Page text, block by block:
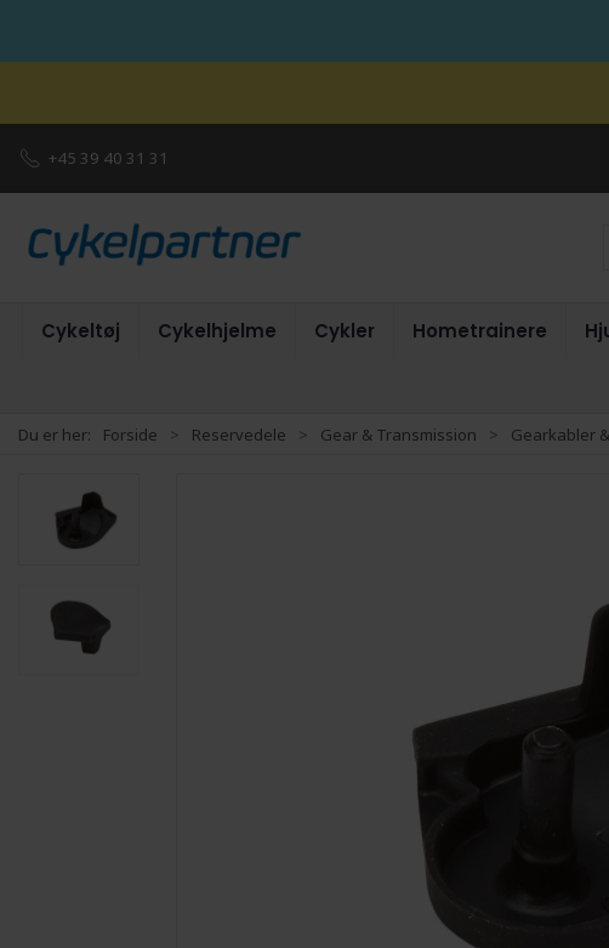
+45 39 40 31 31
Cykeltøj Cykelhjelme Cykler Hometrainere
Du er her: Forside Reservedele Gear & Transmission Gearkabler